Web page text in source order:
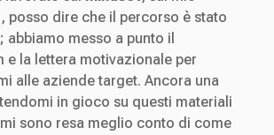
posso dire che il percorso è stato
abbiamo messo a punto il
e la lettera motivazionale per
alle aziende target. Ancora una
in gioco su questi materiali
sono resa meglio conto di come